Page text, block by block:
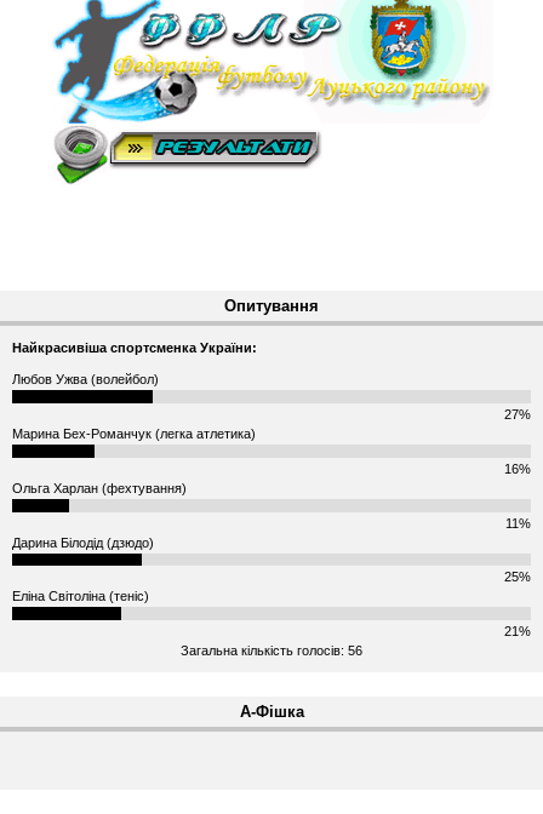
Опитування
Найкрасивіша спортсменка України:
Любов Ужва (волейбол)
27%
Марина Бех-Романчук (легка атлетика)
16%
Ольга Харлан (фехтування)
11%
Дарина Білодід (дзюдо)
25%
Еліна Світоліна (теніс)
21%
Загальна кількість голосів: 56
А-Фішка